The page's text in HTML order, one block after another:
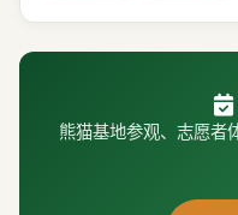
熊猫基地参观、志愿者